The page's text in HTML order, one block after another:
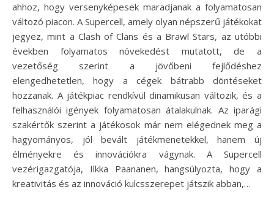
ahhoz, hogy versenyképesek maradjanak a folyamatosan
változó piacon. A Supercell, amely olyan népszerű játékokat
jegyez, mint a Clash of Clans és a Brawl Stars, az utóbbi
években folyamatos növekedést mutatott, de a
vezetőség szerint a jövőbeni fejlődéshez
elengedhetetlen, hogy a cégek bátrabb döntéseket
hozzanak. A játékpiac rendkívül dinamikusan változik, és a
felhasználói igények folyamatosan átalakulnak. Az iparági
szakértők szerint a játékosok már nem elégednek meg a
hagyományos, jól bevált játékmenetekkel, hanem új
élményekre és innovációkra vágynak. A Supercell
vezérigazgatója, Ilkka Paananen, hangsúlyozta, hogy a
kreativitás és az innováció kulcsszerepet játszik abban,…